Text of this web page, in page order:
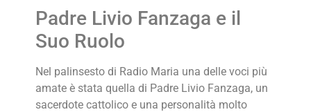
Padre Livio Fanzaga e il
Suo Ruolo
Nel palinsesto di Radio Maria una delle voci più
amate è stata quella di Padre Livio Fanzaga, un
sacerdote cattolico e una personalità molto